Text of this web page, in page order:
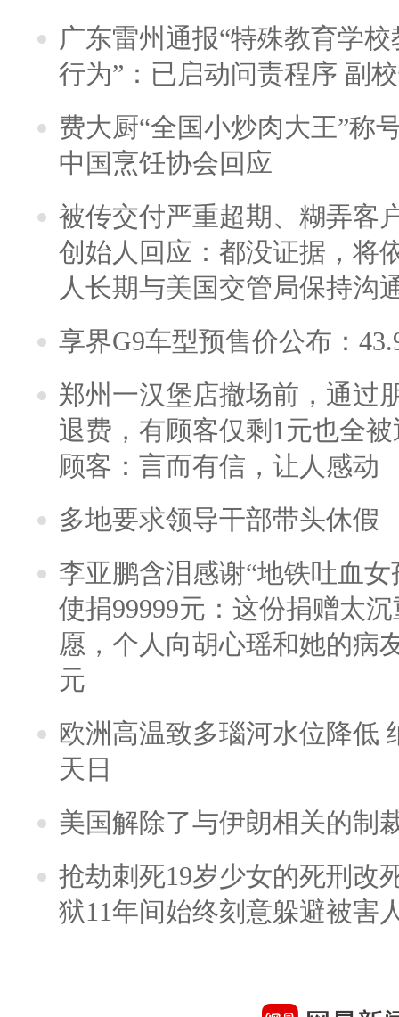
广东雷州通报“特殊教育学
行为”：已启动问责程序 副
费大厨“全国小炒肉大王”称
中国烹饪协会回应
被传交付严重超期、糊弄客
创始人回应：都没证据，将
人长期与美国交管局保持沟
享界G9车型预售价公布：
郑州一汉堡店撤场前，通过
退费，有顾客仅剩1元也全
顾客：言而有信，让人感动
多地要求领导干部带头休假
李亚鹏含泪感谢“地铁吐血
使捐99999元：这份捐赠太
愿，个人向胡心瑶和她的病
元
欧洲高温致多瑙河水位降低
天日
美国解除了与伊朗相关的制
抢劫刺死19岁少女的死刑改
狱11年间始终刻意躲避被害